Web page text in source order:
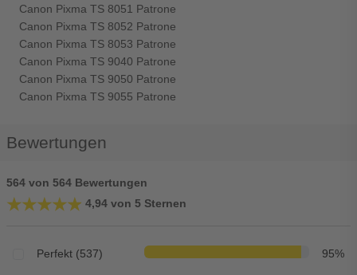
Canon Pixma TS 8051 Patrone
Canon Pixma TS 8052 Patrone
Canon Pixma TS 8053 Patrone
Canon Pixma TS 9040 Patrone
Canon Pixma TS 9050 Patrone
Canon Pixma TS 9055 Patrone
Bewertungen
564 von 564 Bewertungen
★★★★★
★★★★★ 4,94 von 5 Sternen
Perfekt (537) 95%